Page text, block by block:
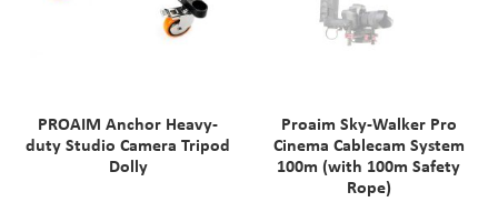
PROAIM Anchor Heavy-
duty Studio Camera Tripod
Dolly
Proaim Sky-Walker Pro
Cinema Cablecam System
100m (with 100m Safety
Rope)